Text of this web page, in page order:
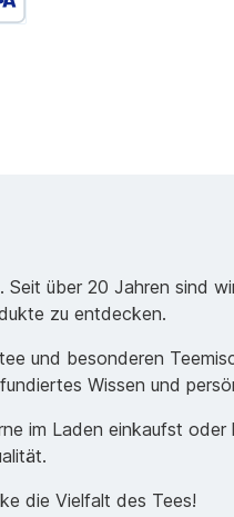
über 20 Jahren sind
zu entdecken.
und besonderen
Wissen und
im Laden einkaufst oder
die Vielfalt des Tees!